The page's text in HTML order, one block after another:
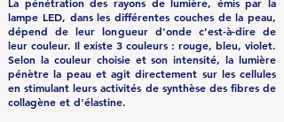
lampe LED, dans les différentes couches de la peau,
dépend de leur longueur d'onde c’est-à-dire de
leur couleur. Il existe 3 couleurs : rouge, bleu, violet.
Selon la couleur choisie et son intensité, la lumière
pénètre la peau et agit directement sur les cellules
en stimulant leurs activités de synthèse des fibres de
collagène et d'élastine.